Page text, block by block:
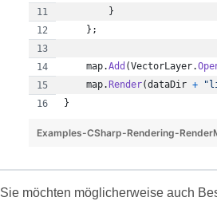
}
} ;
map.Add (VectorLayer.
map. Render(dataDir +
}
Examples-CSharp-Rendering-
Sie möchten möglicherweise auch